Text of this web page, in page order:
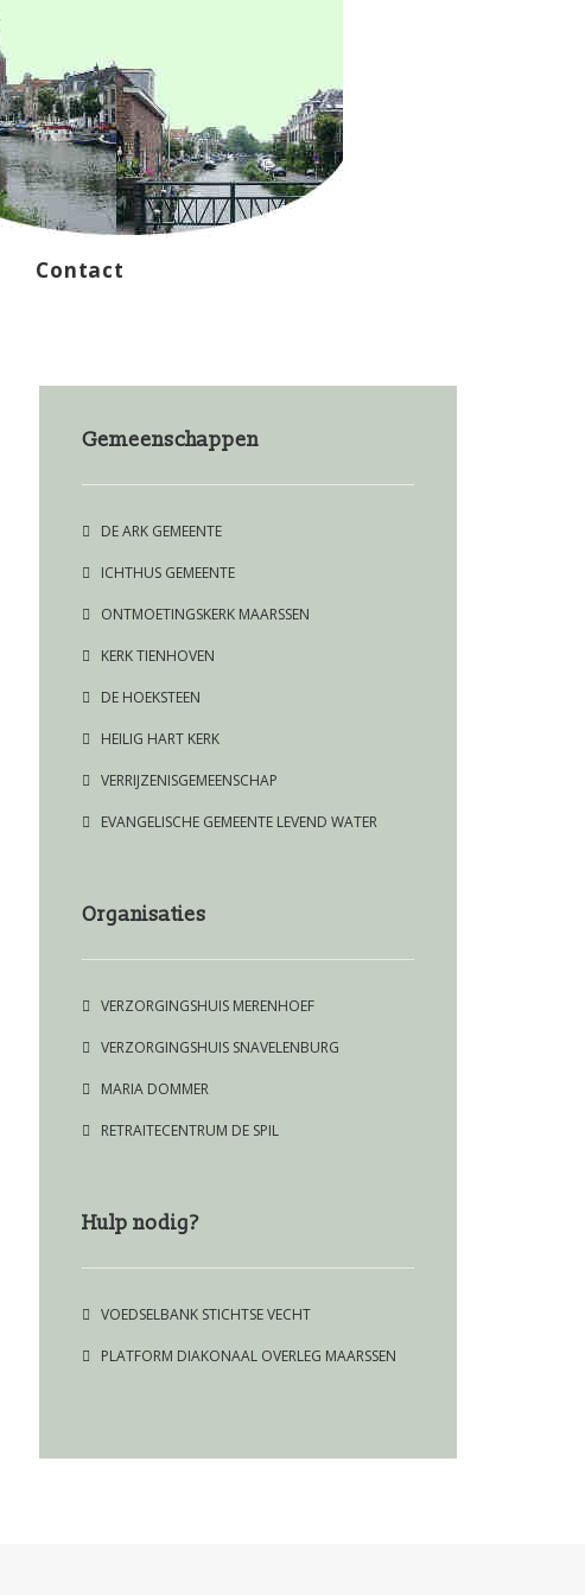
Contact
Gemeenschappen
DE ARK GEMEENTE
ICHTHUS GEMEENTE
ONTMOETINGSKERK MAARSSEN
KERK TIENHOVEN
DE HOEKSTEEN
HEILIG HART KERK
VERRIJZENISGEMEENSCHAP
EVANGELISCHE GEMEENTE LEVEND WATER
Organisaties
VERZORGINGSHUIS MERENHOEF
VERZORGINGSHUIS SNAVELENBURG
MARIA DOMMER
RETRAITECENTRUM DE SPIL
Hulp nodig?
VOEDSELBANK STICHTSE VECHT
PLATFORM DIAKONAAL OVERLEG MAARSSEN